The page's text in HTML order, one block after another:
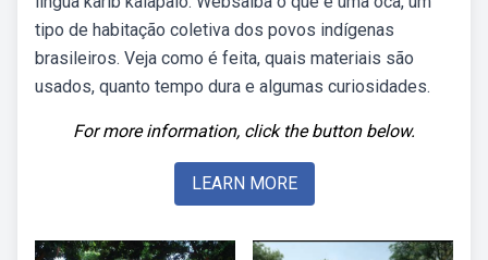
tipo de habitação coletiva dos povos indígenas
brasileiros. Veja como é feita, quais materiais são
usados, quanto tempo dura e algumas curiosidades.
For more information, click the button below.
LEARN MORE